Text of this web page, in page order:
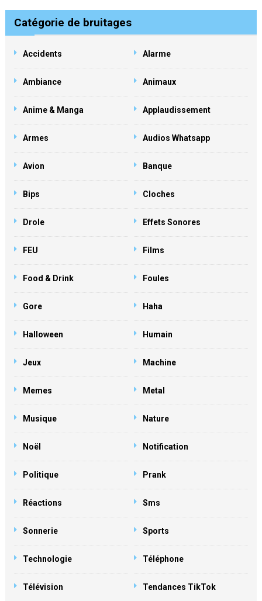
Catégorie de bruitages
Accidents Alarme
Ambiance Animaux
Anime & Manga Applaudissement
Armes Audios Whatsapp
Avion Banque
Bips Cloches
Drole Effets Sonores
FEU Films
Food & Drink Foules
Gore Haha
Halloween Humain
Jeux Machine
Memes Metal
Musique Nature
Noël Notification
Politique Prank
Réactions Sms
Sonnerie Sports
Technologie Téléphone
Télévision Tendances TikTok